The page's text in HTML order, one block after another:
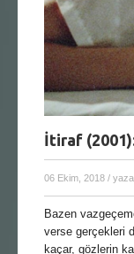
İtiraf
06 Ekim, 2018 /
Bazen
verse gerçekleri
kaçar, gözlerin